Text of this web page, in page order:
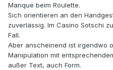
Manque beim Roulette.
Sich orientieren an den
zuverlässig. Im Casino Sotschi
Fall.
Aber anscheinend ist irgendwo
Manipulation mit
außer Text, auch Form.